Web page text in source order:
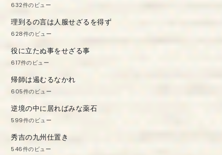
632件のビュー
理到るの言は人服せざるを得ず
628件のビュー
役に立たぬ事をせざる事
617件のビュー
帰師は遏むるなかれ
605件のビュー
逆境の中に居ればみな薬石
599件のビュー
秀吉の九州仕置き
546件のビュー